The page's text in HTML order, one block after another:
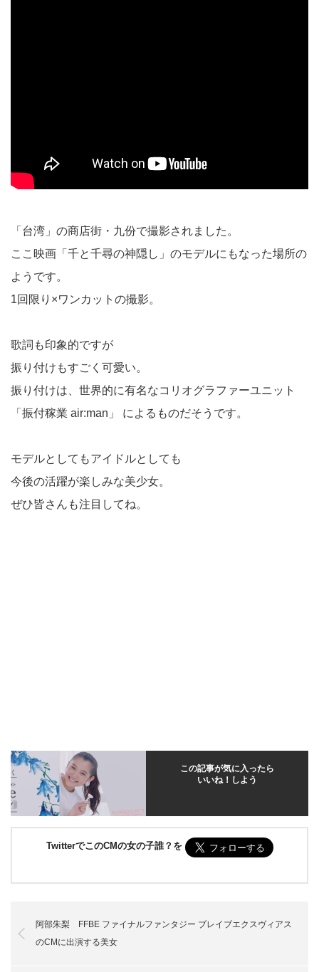
「台湾」の商店街・九份で撮影されました。
ここ映画「千と千尋の神隠し」のモデルにもなった場所の
ようです。
1回限り×ワンカットの撮影。
歌詞も印象的ですが
振り付けもすごく可愛い。
振り付けは、世界的に有名なコリオグラファーユニット
「振付稼業 air:man」 によるものだそうです。
モデルとしてもアイドルとしても
今後の活躍が楽しみな美少女。
ぜひ皆さんも注目してね。
この記事が気に入ったら
いいね！しよう
TwitterでこのCMの女の子誰？を
阿部朱梨 FFBE ファイナルファンタジー ブレイブエクスヴィアス
のCMに出演する美女